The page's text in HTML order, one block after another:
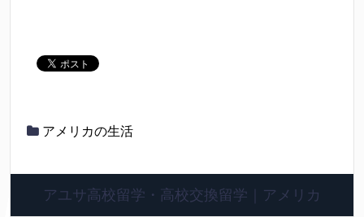
アメリカの生活
アユサ高校留学・高校交換留学｜アメリカ